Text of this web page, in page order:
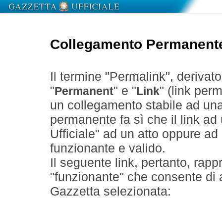
Collegamento
Il termine "Permalink",
" Permanent" e " Link" (link
un collegamento stabile ad
permanente fa sì che il link
Ufficiale" ad un atto oppure
funzionante e valido.
Il seguente link, pertanto,
"funzionante" che consente
Gazzetta selezionata: